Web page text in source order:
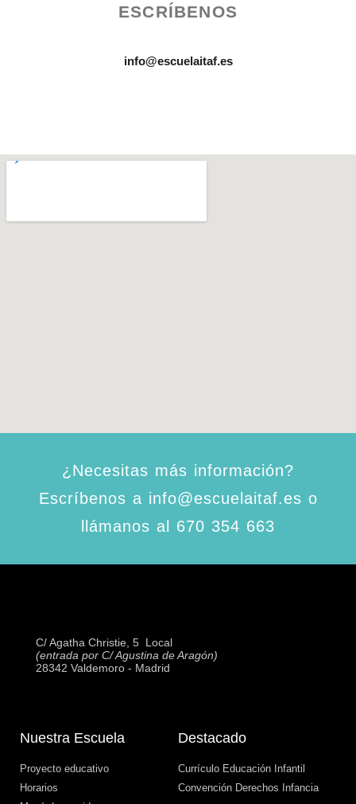
ESCRÍBENOS
info@escuelaitaf.es
¿Necesitas más información?
Escríbenos a info@escuelaitaf.es o
llámanos al 670 354 663
C/ Agatha Christie, 5  Local
(entrada por C/ Agustina de Aragón)
28342 Valdemoro - Madrid
Nuestra Escuela
Proyecto educativo
Horarios
Destacado
Currículo Educación Infantil
Convención Derechos Infancia